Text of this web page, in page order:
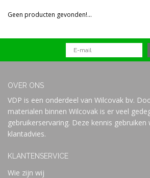
Prijs
Geen producten gevonden!...
OVER ONS
VDP is een onderdeel van Wilcovak bv.
materialen binnen Wilcovak is er veel
gebruikerservaring. Deze kennis
klantadvies.
KLANTENSERVICE
Wie zijn wij